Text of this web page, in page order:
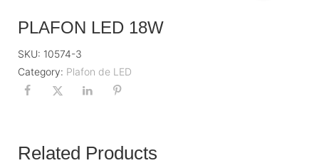
PLAFON LED 18W
SKU: 10574-3
Category: Plafon de LED
Related Products